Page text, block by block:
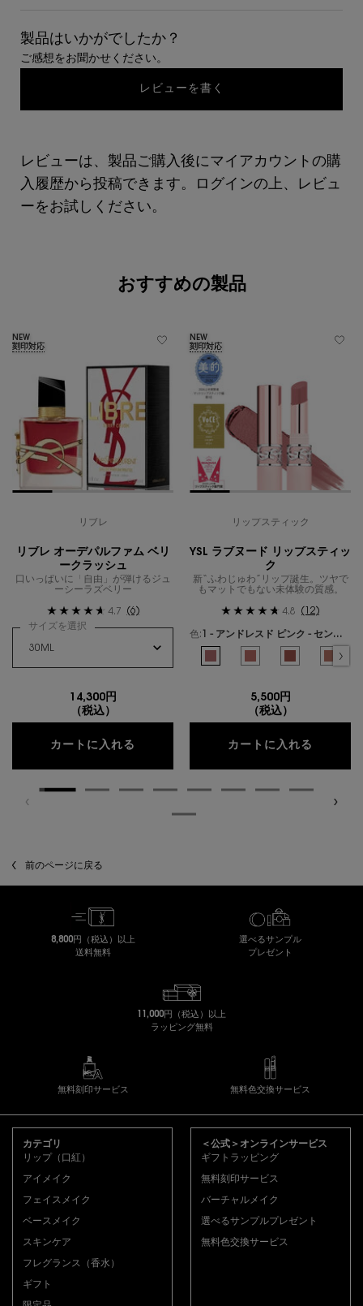
製品はいかがでしたか？
ご感想をお聞かせください。
レビューを書く
レビューは、製品ご購入後にマイアカウントの購
入履歴から投稿できます。ログインの上、レビュ
ーをお試しください。
おすすめの製品
NEW
刻印対応
リブレ
リブレ オーデパルファム ベリ
ークラッシュ
口いっぱいに「自由」が弾けるジュ
ーシーラズベリー
4.7
(6)
サイズを選択
14,300円
（税込）
カートに入れる リブレ オーデパルファム ベリークラッ
NEW
刻印対応
リップスティック
YSL ラブヌード リップスティッ
ク
新“ふわじゅわ”リップ誕生。ツヤで
もマットでもない未体験の質感。
4.8 (12)
色:
1 - アンドレスド ピンク - センシュアルなピンクヌード -
1 - アンドレスド ピンク - センシ
44 - ヌード ラヴァリエ
7 - イリシット
選択済
2 - サ
5,500円
（税込）
カートに入れる
前のページに戻る
8,800円（税込）以上
送料無料
選べるサンプル
プレゼント
11,000円（税込）以上
ラッピング無料
無料刻印サービス 無料色交換サービス
カテゴリ
リップ（口紅）
アイメイク
フェイスメイク
ベースメイク
スキンケア
フレグランス（香水）
ギフト
＜公式＞オンラインサービス
ギフトラッピング
無料刻印サービス
バーチャルメイク
選べるサンプルプレゼント
無料色交換サービス